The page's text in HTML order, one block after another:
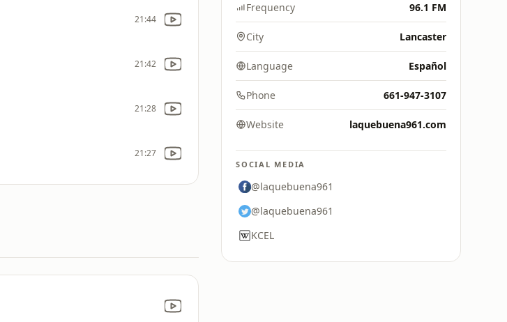
21:44
21:42
21:28
21:27
Frequency 96.1 FM
City Lancaster
Language Español
Phone 661-947-3107
Website laquebuena961.com
SOCIAL MEDIA
@laquebuena961
@laquebuena961
KCEL